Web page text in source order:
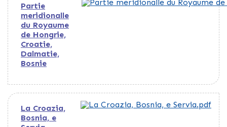
Partie
meridionalle
du Royaume
de Hongrie,
Croatie,
Dalmatie,
Bosnie
La Croazia,
Bosnia, e